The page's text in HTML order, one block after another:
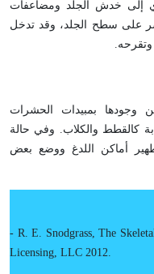
إلى خدش الجلد ومضاعفات
على سطح الجلد، وقد تدخل
وتقرحه.
وجودها بمبيدات الحشرات
كالقطط والكلاب. وفي حالة
أماكن اللدغ ووضع بعض
- R. E. Snodgrass, The
Licensing, LLC 2012.